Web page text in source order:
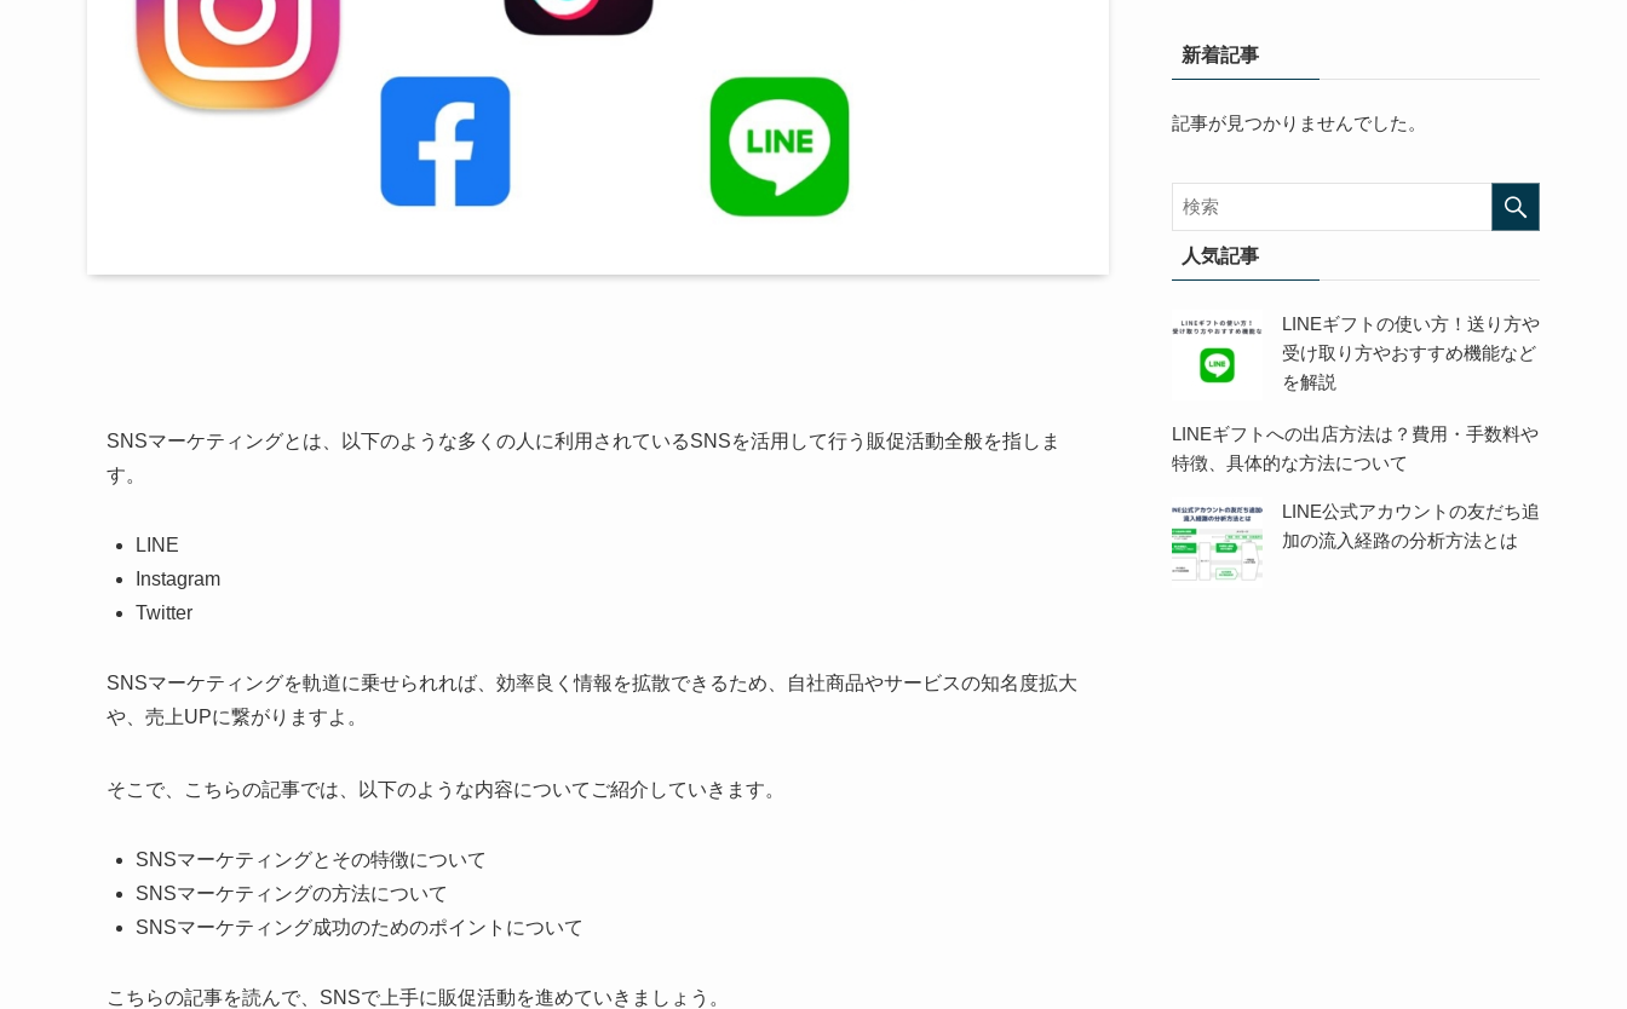
SNSマーケティングとは、以下のような多くの人に利用されているSNSを活用して行う販促活動全般を指しま
す。
LINE
Instagram
Twitter
SNSマーケティングを軌道に乗せられれば、効率良く情報を拡散できるため、自社商品やサービスの知名度拡大
や、売上UPに繋がりますよ。
そこで、こちらの記事では、以下のような内容についてご紹介していきます。
SNSマーケティングとその特徴について
SNSマーケティングの方法について
SNSマーケティング成功のためのポイントについて
こちらの記事を読んで、SNSで上手に販促活動を進めていきましょう。
新着記事
記事が見つかりませんでした。
人気記事
LINEギフトの使い方！送り方や
受け取り方やおすすめ機能など
を解説
LINEギフトへの出店方法は？費用・手数料や
特徴、具体的な方法について
LINE公式アカウントの友だち追
加の流入経路の分析方法とは